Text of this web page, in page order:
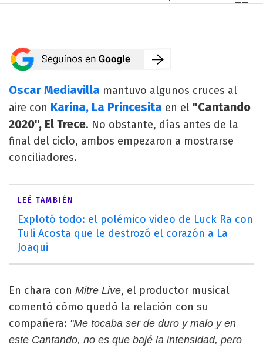
Oscar Mediavilla mantuvo algunos cruces al
aire con Karina, La Princesita en el "Cantando
2020", El Trece. No obstante, días antes de la
final del ciclo, ambos empezaron a mostrarse
conciliadores.
LEÉ TAMBIÉN
Explotó todo: el polémico video de Luck Ra con
Tuli Acosta que le destrozó el corazón a La
Joaqui
En chara con Mitre Live, el productor musical
comentó cómo quedó la relación con su
compañera: "Me tocaba ser de duro y malo y en
este Cantando, no es que bajé la intensidad, pero